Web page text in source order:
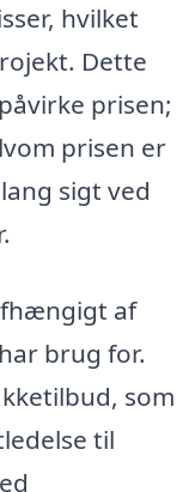
hvilket
Dette
prisen;
prisen er
sigt ved
af
brug for.
som
til